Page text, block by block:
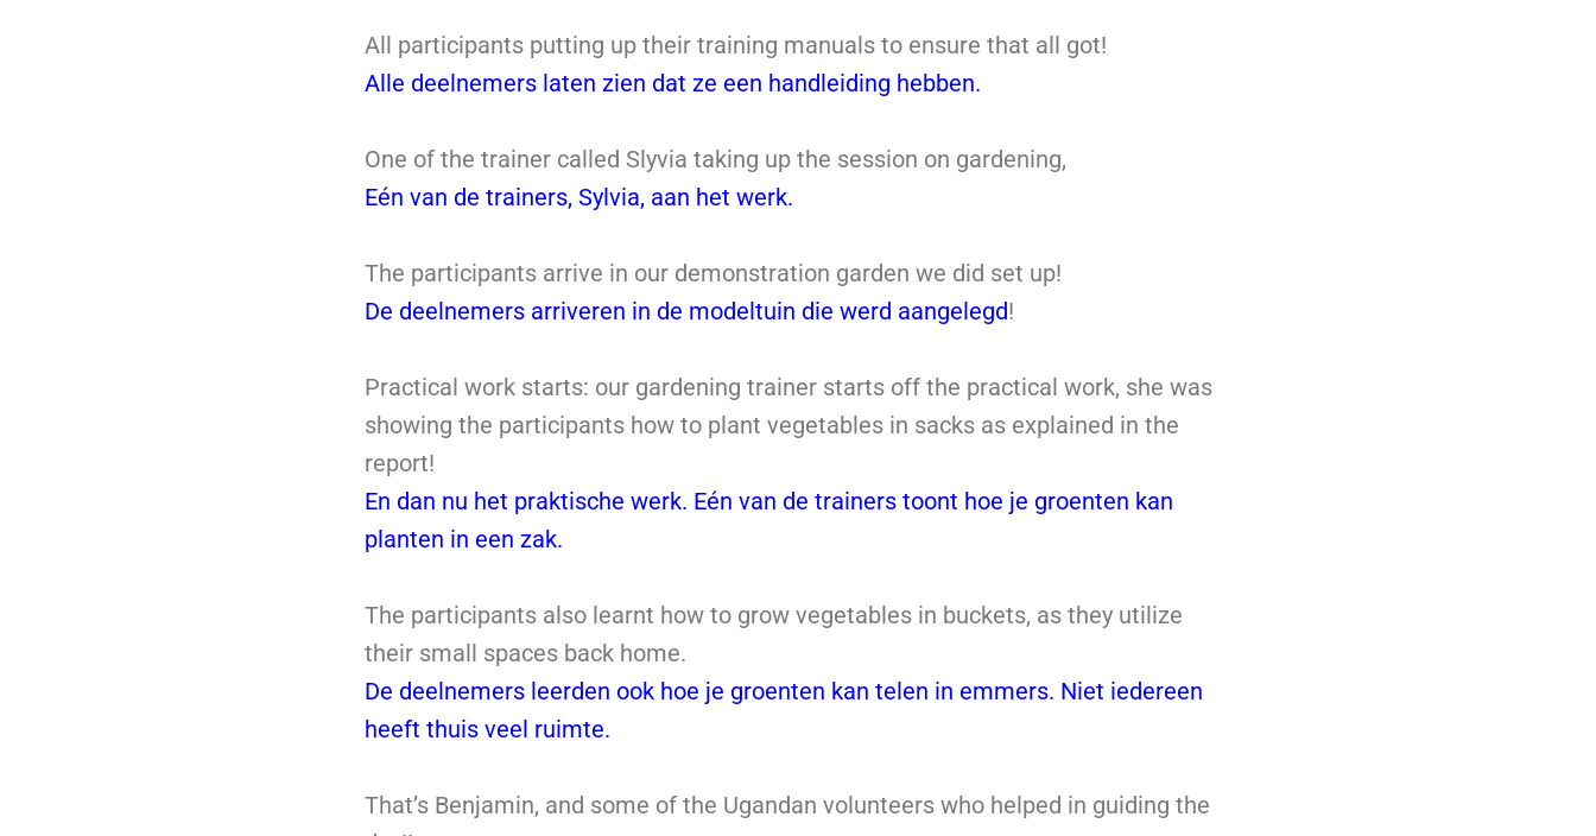
All participants putting up their training manuals to ensure that all got!
Alle deelnemers laten zien dat ze een handleiding hebben.
One of the trainer called Slyvia taking up the session on gardening,
Eén van de trainers, Sylvia, aan het werk.
The participants arrive in our demonstration garden we did set up!
De deelnemers arriveren in de modeltuin die werd aangelegd!
Practical work starts: our gardening trainer starts off the practical work, she was
showing the participants how to plant vegetables in sacks as explained in the
report!
En dan nu het praktische werk. Eén van de trainers toont hoe je groenten kan
planten in een zak.
The participants also learnt how to grow vegetables in buckets, as they utilize
their small spaces back home.
De deelnemers leerden ook hoe je groenten kan telen in emmers. Niet iedereen
heeft thuis veel ruimte.
That’s Benjamin, and some of the Ugandan volunteers who helped in guiding the